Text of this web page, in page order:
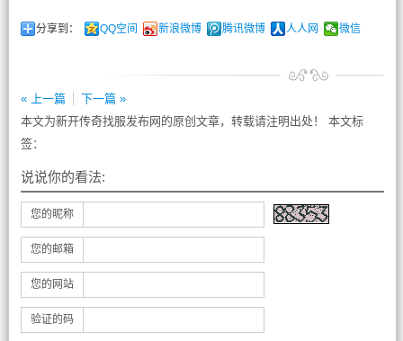
分享到： QQ空间 新浪微博 腾讯微博 人人网 微信
« 上一篇
下一篇 »
本文为新开传奇找服发布网的原创文章，转载请注明出处！ 本文标
签：
说说你的看法:
您的昵称
您的邮箱
您的网站
验证的码